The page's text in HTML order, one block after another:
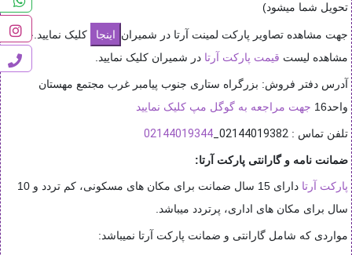
تحویل شما میشود)
جهت مشاهده تصاویر پارکت لمینت آرتا در شمیران
کلیک نمایید.جهت
مشاهده لیست قیمت پارکت آرتا در شمیران کلیک نمایید.
آدرس دفتر فروش: بزرگراه ستاری جنوب پیامبر غرب مجتمع مهستان
واحد16
جهت مراجعه به گوگل مپ کلیک نمایید
تلفن تماس : 02144019382_
02144019344
ضمانت نامه و گارانتی پارکت آرتا:
پارکت آرتا
دارای 15 سال ضمانت برای مکان های مسکونی، کم تردد و 10
سال برای مکان های اداری، پرتردد میباشد.
مواردی که شامل گارانتی و ضمانت پارکت آرتا نمیباشد: